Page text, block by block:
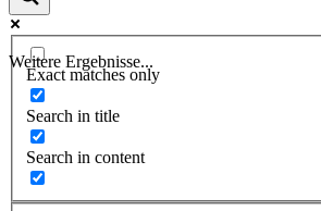
Weitere Ergebnisse...
Exact matches only
Search in title
Search in content